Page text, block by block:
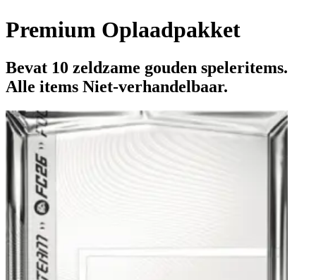
Premium Oplaadpakket
Bevat 10 zeldzame gouden speleritems.
Alle items Niet-verhandelbaar.